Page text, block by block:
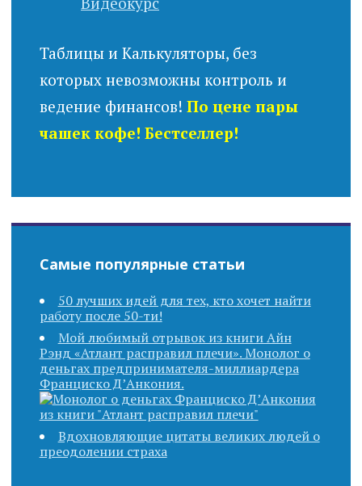
Таблицы и Калькуляторы, без
которых невозможны контроль и
ведение финансов! По цене пары
чашек кофе! Бестселлер!
Самые популярные статьи
50 лучших идей для тех, кто хочет найти
работу после 50-ти!
Мой любимый отрывок из книги Айн
Рэнд «Атлант расправил плечи». Монолог о
деньгах предпринимателя-миллиардера
Франциско Д’Анкония.
Вдохновляющие цитаты великих людей о
преодолении страха